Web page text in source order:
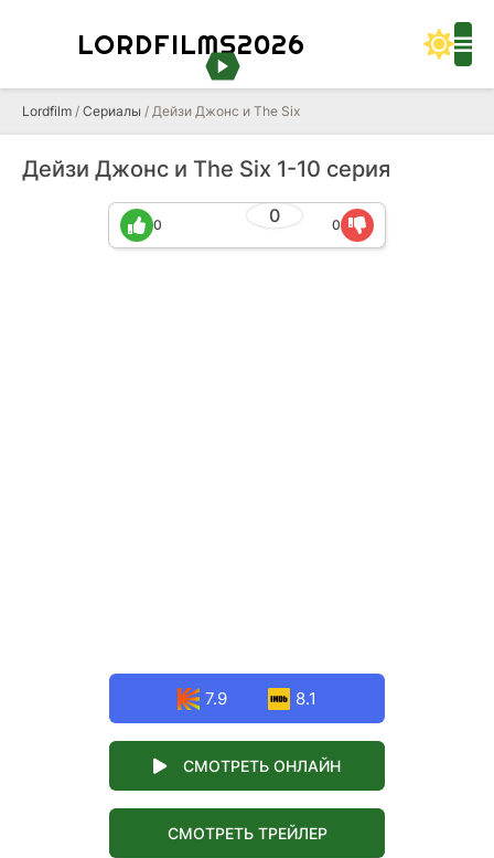
LORDFILMS2026
Lordfilm / Сериалы / Дейзи Джонс и The Six
Дейзи Джонс и The Six 1-10 серия
0
0 0
7.9 8.1
СМОТРЕТЬ ОНЛАЙН
СМОТРЕТЬ ТРЕЙЛЕР